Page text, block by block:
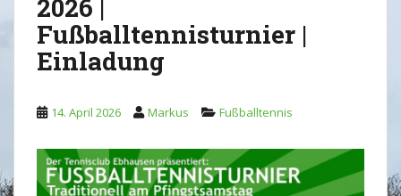
2026 |
Fußballtennisturnier |
Einladung
14. April 2026 Markus Fußballtennis